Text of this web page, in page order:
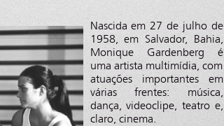
Nascida em 27 de julho de
1958, em Salvador, Bahia,
Monique Gardenberg é
uma artista multimídia, com
atuações importantes em
várias frentes: música,
dança, videoclipe, teatro e,
claro, cinema.